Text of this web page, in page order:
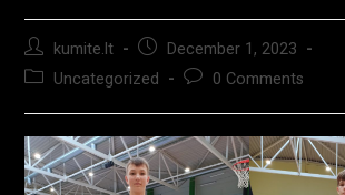
kumite.lt
December 1, 2023
Uncategorized
0 Comments